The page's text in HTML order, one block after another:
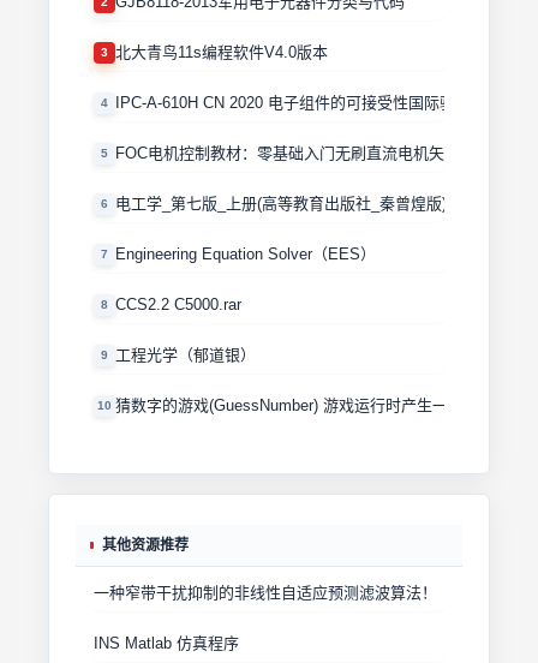
3 北大青鸟11s编程软件V4.0版本
4 IPC-A-610H CN 2020 电子组件的可接受性国际验收标准
5 FOC电机控制教材：零基础入门无刷直流电机矢量控制技术
6 电工学_第七版_上册(高等教育出版社_秦曾煌版)
7 Engineering Equation Solver（EES）
8 CCS2.2 C5000.rar
9 工程光学（郁道银）
10 猜数字的游戏(GuessNumber) 游戏运行时产生一个0－1000
其他资源推荐
一种窄带干扰抑制的非线性自适应预测滤波算法！
INS Matlab 仿真程序